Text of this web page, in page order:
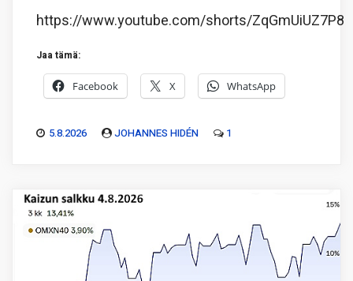
https://www.youtube.com/shorts/ZqGmUiUZ7P8
Jaa tämä:
Facebook X WhatsApp
5.8.2026 JOHANNES HIDÉN 1